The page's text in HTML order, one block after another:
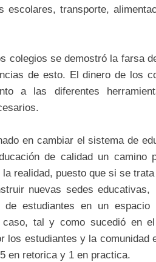
escolares, transporte,
colegios se demostró la farsa
de esto. El dinero de los
a las diferentes
en cambiar el sistema de
de calidad un camino
realidad, puesto que si se
nuevas sedes
de estudiantes en un
tal y como sucedió en
los estudiantes y la comunidad
en retorica y 1 en practica.